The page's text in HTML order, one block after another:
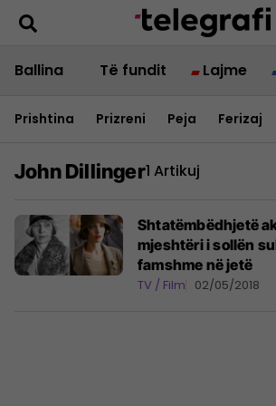
Ballina Të fundit Lajme
Prishtina Prizreni Peja Ferizaj
John Dillinger1 Artikuj
Shtatëmbëdhjetë
mjeshtëri i sollën
famshme në jetë
TV / Film 02/05/2018